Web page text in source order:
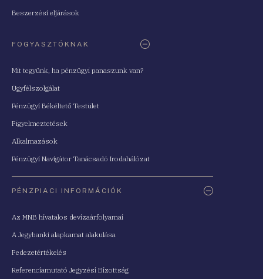
Beszerzési eljárások
FOGYASZTÓKNAK
Mit tegyünk, ha pénzügyi panaszunk van?
Ügyfélszolgálat
Pénzügyi Békéltető Testület
Figyelmeztetések
Alkalmazások
Pénzügyi Navigátor Tanácsadó Irodahálózat
PÉNZPIACI INFORMÁCIÓK
Az MNB hivatalos devizaárfolyamai
A Jegybanki alapkamat alakulása
Fedezetértékelés
Referenciamutató Jegyzési Bizottság